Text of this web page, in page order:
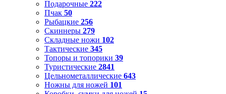
Подарочные 222
Пчак 50
Рыбацкие 256
Скиннеры 279
Складные ножи 102
Тактические 345
Топоры и топорики 39
Туристические 2841
Цельнометаллические 643
Ножны для ножей 101